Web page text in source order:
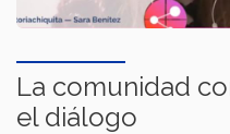
La comunidad
el diálogo